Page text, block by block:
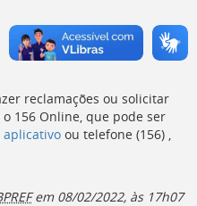
reclamações ou solicitar
156 Online, que pode ser
aplicativo ou telefone (156) ,
em 08/02/2022, às 17h07